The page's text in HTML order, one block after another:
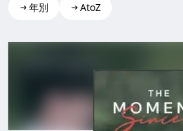
年別
AtoZ